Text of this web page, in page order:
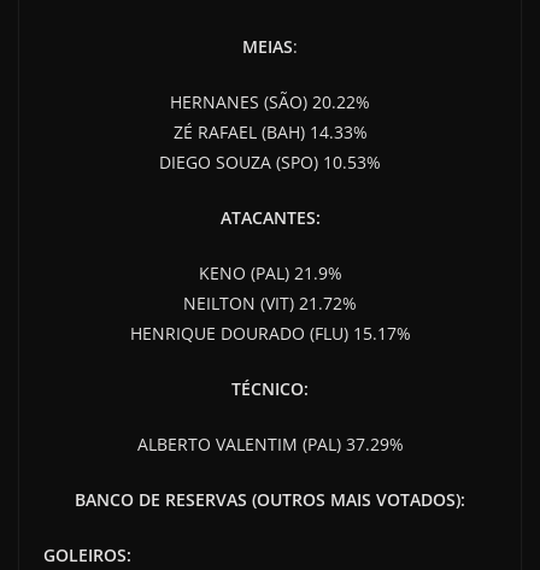
MEIAS:
HERNANES (SÃO) 20.22%
ZÉ RAFAEL (BAH) 14.33%
DIEGO SOUZA (SPO) 10.53%
ATACANTES:
KENO (PAL) 21.9%
NEILTON (VIT) 21.72%
HENRIQUE DOURADO (FLU) 15.17%
TÉCNICO:
ALBERTO VALENTIM (PAL) 37.29%
BANCO DE RESERVAS (OUTROS MAIS VOTADOS):
GOLEIROS: